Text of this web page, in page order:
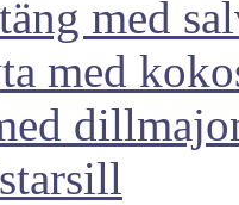
med
med